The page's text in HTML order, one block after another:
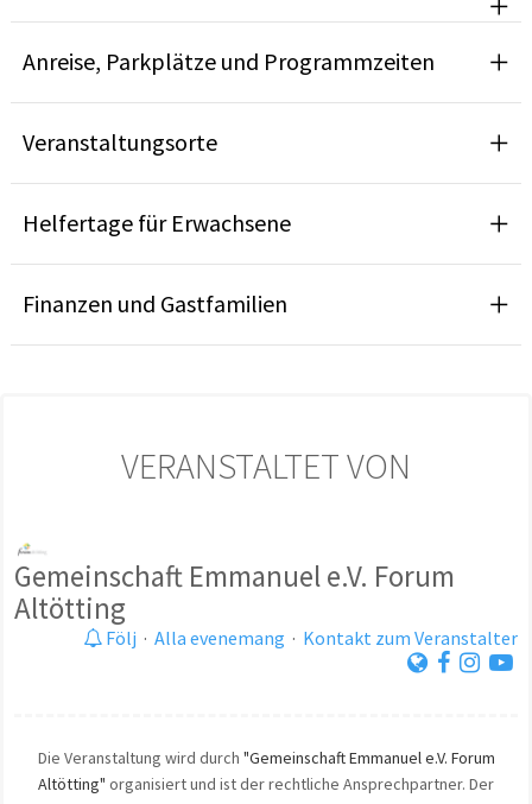
Anreise, Parkplätze und Programmzeiten
Veranstaltungsorte
Helfertage für Erwachsene
Finanzen und Gastfamilien
VERANSTALTET VON
Gemeinschaft Emmanuel e.V. Forum
Altötting
Följ · Alla evenemang · Kontakt zum Veranstalter
Die Veranstaltung wird durch "Gemeinschaft Emmanuel e.V. Forum
Altötting" organisiert und ist der rechtliche Ansprechpartner. Der